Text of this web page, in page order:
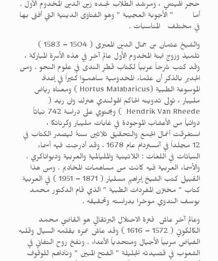
حجر الهيتمي ، ومرشد الطلاب لجـده زين الدين المخدوم الأول .
أما ” الأجوبة العجيبة ” وهو الفتاوى الدينية التي أفتى بها
في مختلف المناسبات .
والشيخ عثمان بن جمال الدين المعبرى ( 1504 – 1583 )
تلميذ وزوج ابنة المخدوم الأول عالم آخر في هذه الأسرة المباركة ،
وقد كتب شرحاً عربياً لكتاب قطر الندى في علوم النحو . ومن
الجدير بالذكر أن علماء المخدومية ساهمـوا كثيراً في إعداد
الموسوعة الطبية (Hortus Malabaricus ) ومعناه رياض
مليبار ، تولى تدوينه الحاكم الهولندي هنرك وان ريد (
Hendrik Van Rheede ) ويحتوي على دراسة 742 نباتاً
دوائياً من الأعشاب الموجودة في غابات مليبار وكرناتكا ،
استغرقت أعمال الجمع والتحقيق ثلاثين سنةً ليصدر الكتاب في
12 مجلداً في آمستردام عام 1678 . وقد أدرجت فيه أسماء
النباتات في اللغات : اللاتينية والمليالمية والعربية وديواناكري .
والأسماء العربية فيه كانت من مساهمات المخاديم . ومن هذا
القبيل كتب الشيخ إبراهيم مسليار ( 1871 – 1951 ) في العربية
كتاب ” مختزن المفردات الطبية ” الذي قام الدكتور محمد
يوسف الندوي موخرا بدراسته وتحقيقه .
وعالم آخر عاش فترة الاحتلال البرتقالي هو القاضي محمد
الكالكوتي ( 1572 – 1616 ) وقد عاش عمره بقلمه السيال وقلبه
الفياض مربياً الأجيال ومتحدياً الأعداء . ونفخ روح التفاني في
الشعوب في قصيدته الجليلة ” الفتح المبين ” وناداهم للوقوف